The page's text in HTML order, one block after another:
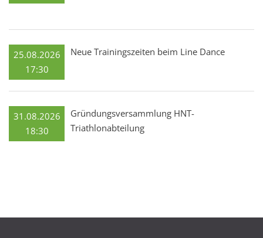
25.08.2026
17:30
Neue Trainingszeiten beim Line Dance
31.08.2026
18:30
Gründungsversammlung HNT-
Triathlonabteilung